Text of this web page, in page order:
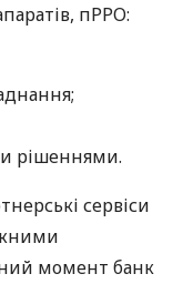
пРРО:
рішеннями.
сервіси
момент банк